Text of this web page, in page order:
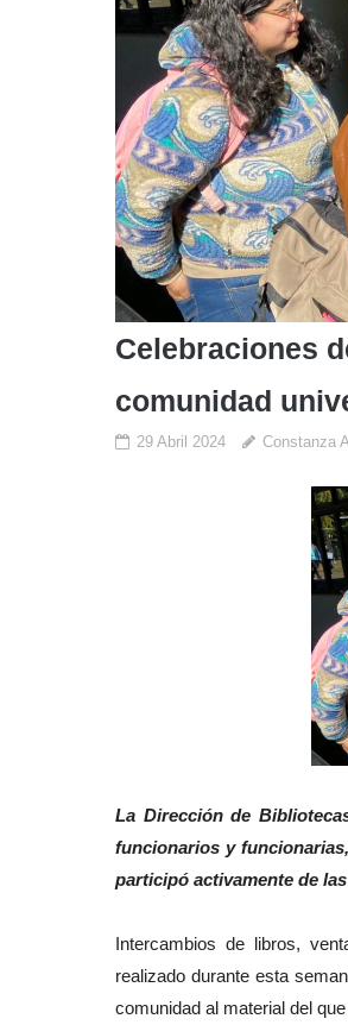
Celebraciones
comunidad
29 Abril 2024 Constanza
La Dirección de
funcionarios y
participó activamente de
Intercambios de libros,
realizado durante esta
comunidad al material del